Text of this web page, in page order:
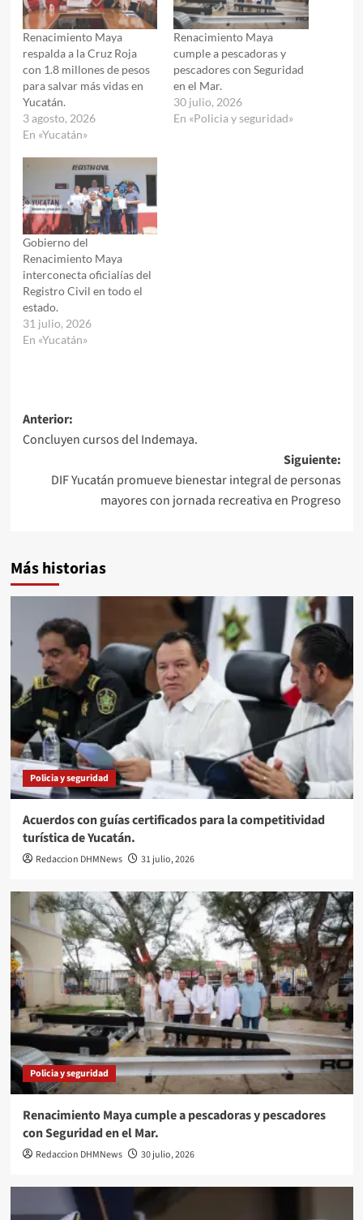
Renacimiento Maya
respalda a la Cruz Roja
con 1.8 millones de pesos
para salvar más vidas en
Yucatán.
3 agosto, 2026
En «Yucatán»
Renacimiento Maya
cumple a pescadoras y
pescadores con Seguridad
en el Mar.
30 julio, 2026
En «Policia y seguridad»
Gobierno del
Renacimiento Maya
interconecta oficialías del
Registro Civil en todo el
estado.
31 julio, 2026
En «Yucatán»
Navegación
de
entradas
Anterior:
Concluyen cursos del Indemaya.
Siguiente:
DIF Yucatán promueve bienestar integral de personas
mayores con jornada recreativa en Progreso
Más historias
Policia y seguridad
Acuerdos con guías certificados para la competitividad
turística de Yucatán.
Redaccion DHMNews 31 julio, 2026
Policia y seguridad
Renacimiento Maya cumple a pescadoras y pescadores
con Seguridad en el Mar.
Redaccion DHMNews 30 julio, 2026